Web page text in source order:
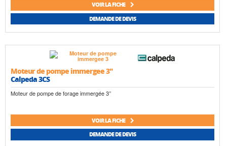
VOIR LA FICHE
DEMANDE DE DEVIS
Moteur de pompe immergee 3"
Calpeda 3CS
Moteur de pompe de forage immergée 3’’
VOIR LA FICHE
DEMANDE DE DEVIS